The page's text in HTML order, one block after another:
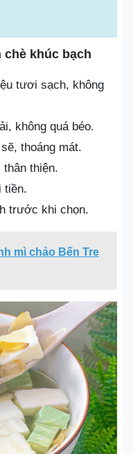
khúc bạch
tươi sạch, không
không quá béo.
thoáng mát.
thân thiện.
tiền.
trước khi chọn.
mì chảo Bến Tre